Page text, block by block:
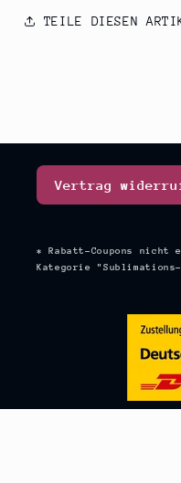
TEILE DIESEN
Vertrag
* Rabatt-Coupons
Kategorie "Sublimations-